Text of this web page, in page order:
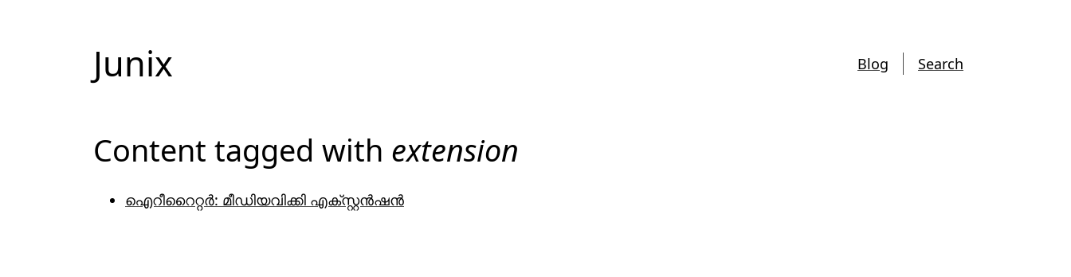
Junix Blog Search
Content tagged with extension
ഐറീറൈറ്റർ: മീഡിയവിക്കി എക്സ്റ്റൻഷൻ